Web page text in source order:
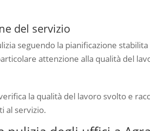
del servizio
seguendo la pianificazione
attenzione alla qualità del
la qualità del lavoro svolto e
al servizio.